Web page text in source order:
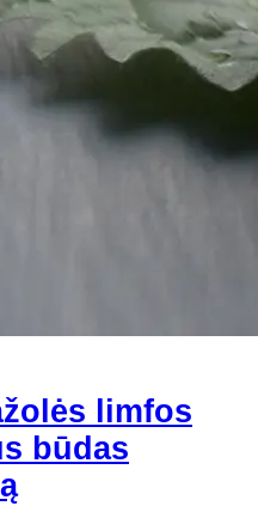
limfos
būdas